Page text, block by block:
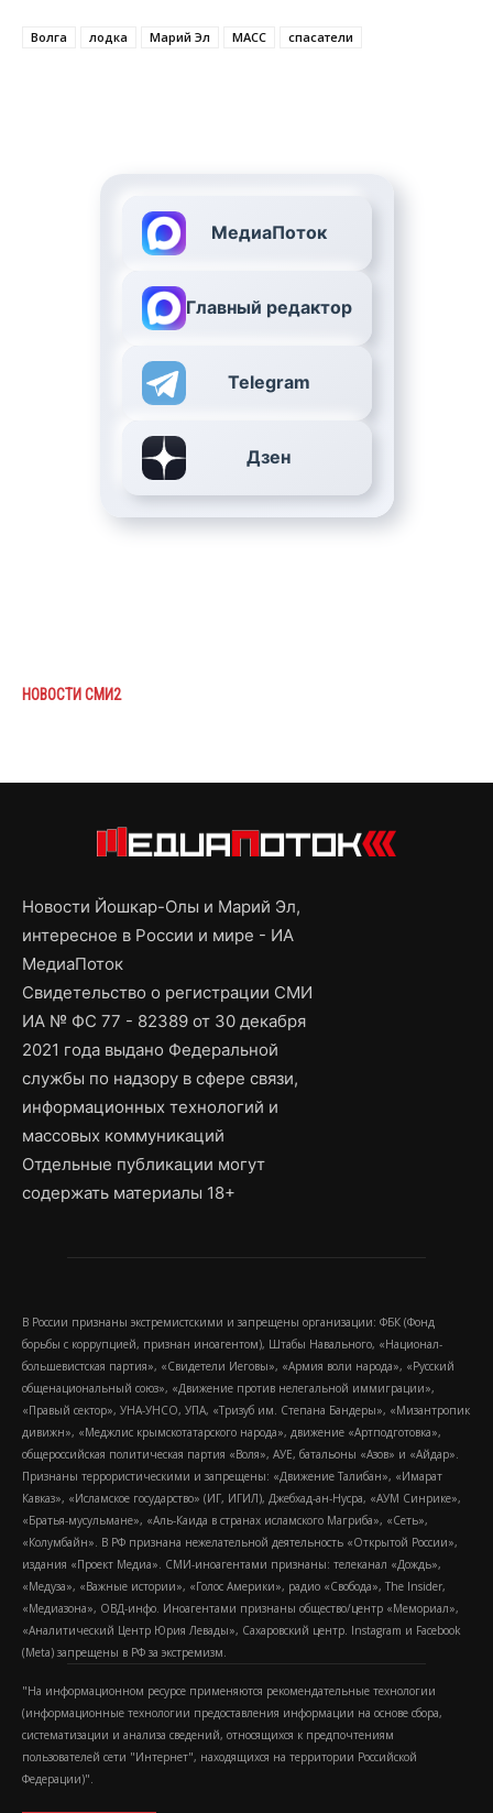
Волга лодка Марий Эл МАСС спасатели
МедиаПоток
Главный редактор
Telegram
Дзен
НОВОСТИ СМИ2
Новости Йошкар-Олы и Марий Эл,
интересное в России и мире - ИА
МедиаПоток
Свидетельство о регистрации СМИ
ИА № ФС 77 - 82389 от 30 декабря
2021 года выдано Федеральной
службы по надзору в сфере связи,
информационных технологий и
массовых коммуникаций
Отдельные публикации могут
содержать материалы 18+
В России признаны экстремистскими и запрещены организации: ФБК (Фонд
борьбы с коррупцией, признан иноагентом), Штабы Навального, «Национал-
большевистская партия», «Свидетели Иеговы», «Армия воли народа», «Русский
общенациональный союз», «Движение против нелегальной иммиграции»,
«Правый сектор», УНА-УНСО, УПА, «Тризуб им. Степана Бандеры», «Мизантропик
дивижн», «Меджлис крымскотатарского народа», движение «Артподготовка»,
общероссийская политическая партия «Воля», АУЕ, батальоны «Азов» и «Айдар».
Признаны террористическими и запрещены: «Движение Талибан», «Имарат
Кавказ», «Исламское государство» (ИГ, ИГИЛ), Джебхад-ан-Нусра, «АУМ Синрике»,
«Братья-мусульмане», «Аль-Каида в странах исламского Магриба», «Сеть»,
«Колумбайн». В РФ признана нежелательной деятельность «Открытой России»,
издания «Проект Медиа». СМИ-иноагентами признаны: телеканал «Дождь»,
«Медуза», «Важные истории», «Голос Америки», радио «Свобода», The Insider,
«Медиазона», ОВД-инфо. Иноагентами признаны общество/центр «Мемориал»,
«Аналитический Центр Юрия Левады», Сахаровский центр. Instagram и Facebook
(Metа) запрещены в РФ за экстремизм.
"На информационном ресурсе применяются рекомендательные технологии
(информационные технологии предоставления информации на основе сбора,
систематизации и анализа сведений, относящихся к предпочтениям
пользователей сети "Интернет", находящихся на территории Российской
Федерации)".